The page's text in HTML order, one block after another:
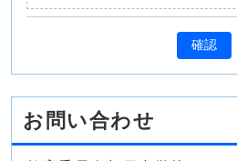
確認
お問い合わせ